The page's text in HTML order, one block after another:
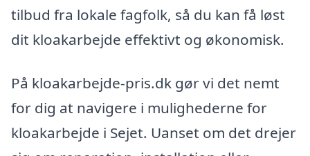
tilbud fra lokale fagfolk, så du kan få løst
dit kloakarbejde effektivt og økonomisk.
På kloakarbejde-pris.dk gør vi det nemt
for dig at navigere i mulighederne for
kloakarbejde i Sejet. Uanset om det drejer